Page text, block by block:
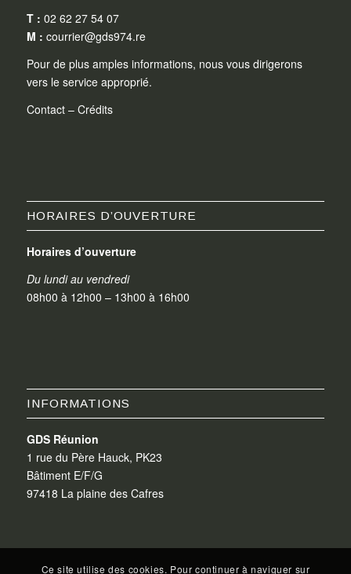
T : 02 62 27 54 07
M : courrier@gds974.re
Pour de plus amples informations, nous vous dirigerons
vers le service approprié.
Contact– Crédits
HORAIRES D’OUVERTURE
Horaires d’ouverture
Du lundi au vendredi
08h00 à 12h00 – 13h00 à 16h00
INFORMATIONS
GDS Réunion
1 rue du Père Hauck, PK23
Bâtiment E/F/G
97418 La plaine des Cafres
Ce site utilise des cookies. Pour continuer à naviguer sur